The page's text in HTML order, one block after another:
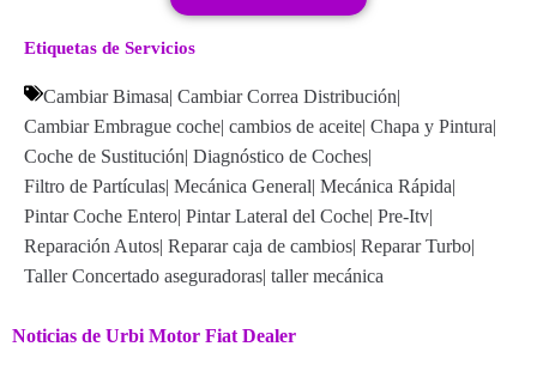
Etiquetas de Servicios
Cambiar Bimasa| Cambiar Correa Distribución|
Cambiar Embrague coche| cambios de aceite| Chapa y Pintura|
Coche de Sustitución| Diagnóstico de Coches|
Filtro de Partículas| Mecánica General| Mecánica Rápida|
Pintar Coche Entero| Pintar Lateral del Coche| Pre-Itv|
Reparación Autos| Reparar caja de cambios| Reparar Turbo|
Taller Concertado aseguradoras| taller mecánica
Noticias de Urbi Motor Fiat Dealer